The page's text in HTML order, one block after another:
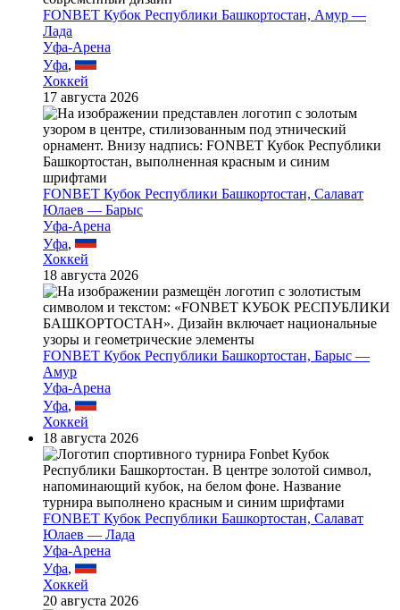
FONBET Кубок Республики Башкортостан, Амур —
Лада
Уфа-Арена
Уфа,
Хоккей
17 августа 2026
FONBET Кубок Республики Башкортостан, Салават
Юлаев — Барыс
Уфа-Арена
Уфа,
Хоккей
18 августа 2026
FONBET Кубок Республики Башкортостан, Барыс —
Амур
Уфа-Арена
Уфа,
Хоккей
18 августа 2026
FONBET Кубок Республики Башкортостан, Салават
Юлаев — Лада
Уфа-Арена
Уфа,
Хоккей
20 августа 2026